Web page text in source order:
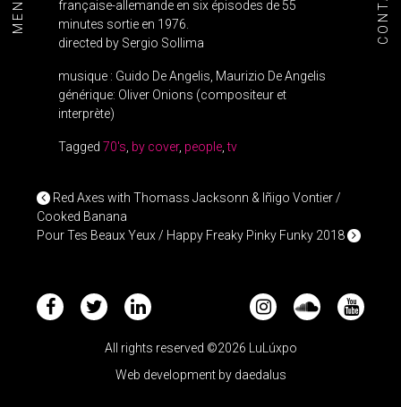
française-allemande en six épisodes de 55
minutes sortie en 1976.
directed by Sergio Sollima
musique : Guido De Angelis, Maurizio De Angelis
générique: Oliver Onions (compositeur et
interprète)
Tagged 70's by cover, people ,tv
POST NAVIGATION
Red Axes with Thomass Jacksonn & Iñigo Vontier /
Cooked Banana
Pour Tes Beaux Yeux / Happy Freaky Pinky Funky 2018
All rights reserved ©2026 LuLúxpo
Web development by daedalus